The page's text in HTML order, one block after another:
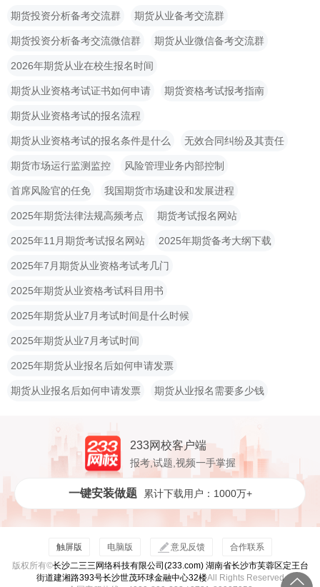
期货投资分析备考交流群 期货从业备考交流群
期货投资分析备考交流微信群 期货从业微信备考交流群
2026年期货从业在校生报名时间
期货从业资格考试证书如何申请 期货资格考试报考指南
期货从业资格考试的报名流程
期货从业资格考试的报名条件是什么 无效合同纠纷及其责任
期货市场运行监测监控 风险管理业务内部控制
首席风险官的任免 我国期货市场建设和发展进程
2025年期货法律法规高频考点 期货考试报名网站
2025年11月期货考试报名网站 2025年期货备考大纲下载
2025年7月期货从业资格考试考几门
2025年期货从业资格考试科目用书
2025年期货从业7月考试时间是什么时候
2025年期货从业7月考试时间
2025年期货从业报名后如何申请发票
期货从业报名后如何申请发票 期货从业报名需要多少钱
233网校客户端
报考,试题,视频一手掌握
一键安装做题 累计下载用户：1000万+
触屏版 电脑版 意见反馈
合作联系
版权所有©长沙二三三网络科技有限公司(233.com) 湖南省长沙市芙蓉区定王台
街道建湘路393号长沙世茂环球金融中心32楼All Rights Reserved